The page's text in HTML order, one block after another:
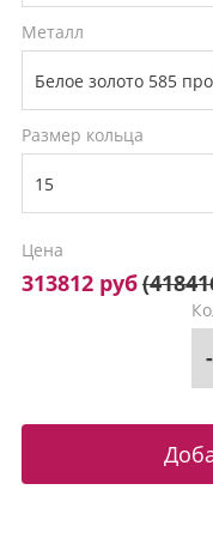
Металл
Размер кольца
Цена
313812 руб(
-